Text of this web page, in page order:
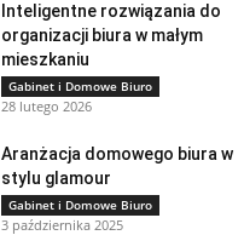
Inteligentne rozwiązania do
organizacji biura w małym
mieszkaniu
Gabinet i Domowe Biuro
28 lutego 2026
Aranżacja domowego biura w
stylu glamour
Gabinet i Domowe Biuro
3 października 2025